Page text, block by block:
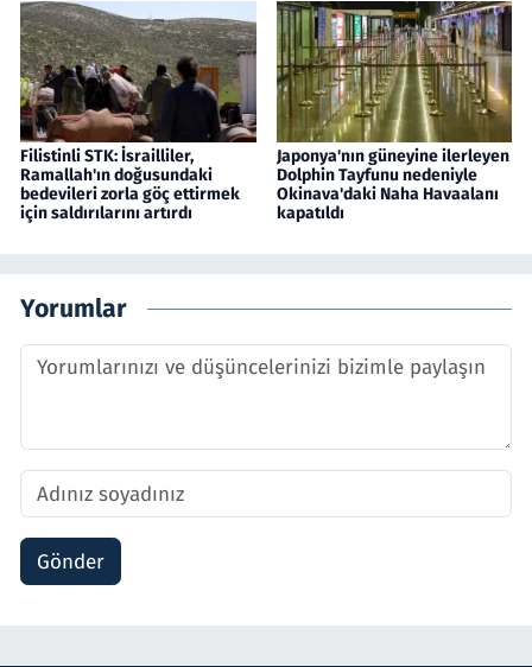
Filistinli STK: İsrailliler,
Ramallah'ın doğusundaki
bedevileri zorla göç ettirmek
için saldırılarını artırdı
Japonya'nın güneyine ilerleyen
Dolphin Tayfunu nedeniyle
Okinava'daki Naha Havaalanı
kapatıldı
Yorumlar
Gönder